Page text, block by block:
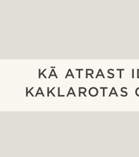
KĀ ATRAST
KAKLAROTAS